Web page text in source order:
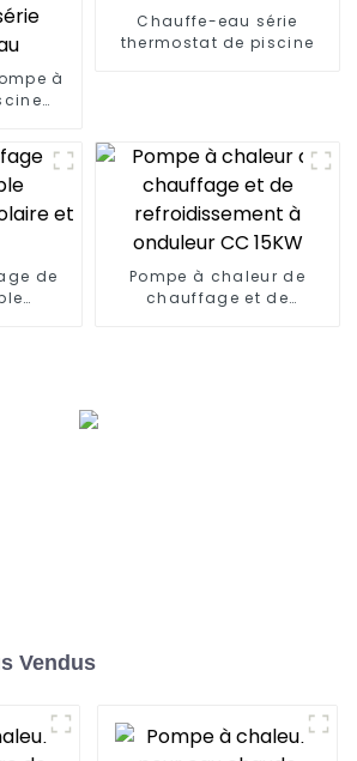
à
Chauffe-eau série
thermostat de piscine
de
Pompe à chaleur de
chauffage et de
Vendus